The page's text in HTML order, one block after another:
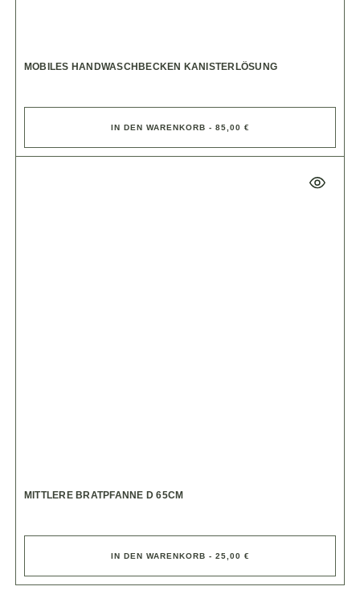
MOBILES HANDWASCHBECKEN KANISTERLÖSUNG
IN DEN WARENKORB - 85,00 €
MITTLERE BRATPFANNE D 65CM
IN DEN WARENKORB - 25,00 €